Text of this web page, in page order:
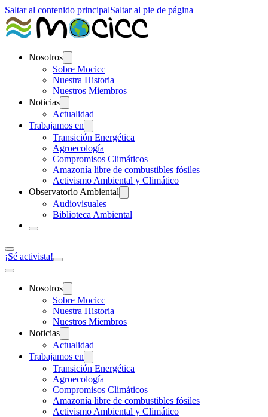
Saltar al contenido principalSaltar al pie de página
Nosotros
Sobre Mocicc
Nuestra Historia
Nuestros Miembros
Noticias
Actualidad
Trabajamos en
Transición Energética
Agroecología
Compromisos Climáticos
Amazonía libre de combustibles fósiles
Activismo Ambiental y Climático
Observatorio Ambiental
Audiovisuales
Biblioteca Ambiental
¡Sé activista!
Nosotros
Sobre Mocicc
Nuestra Historia
Nuestros Miembros
Noticias
Actualidad
Trabajamos en
Transición Energética
Agroecología
Compromisos Climáticos
Amazonía libre de combustibles fósiles
Activismo Ambiental y Climático